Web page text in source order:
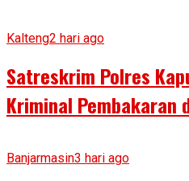
Kalteng2 hari ago
Satreskrim Polres
Kriminal Pembakaran
Banjarmasin3 hari ago